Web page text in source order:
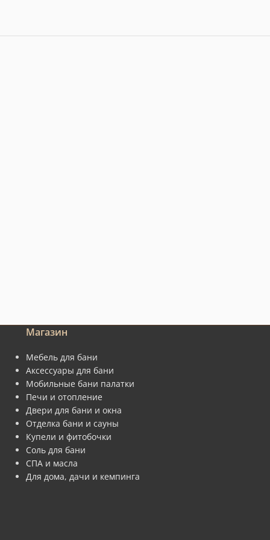
Магазин
Мебель для бани
Аксессуары для бани
Мобильные бани палатки
Печи и отопление
Двери для бани и окна
Отделка бани и сауны
Купели и фитобочки
Соль для бани
СПА и масла
Для дома, дачи и кемпинга